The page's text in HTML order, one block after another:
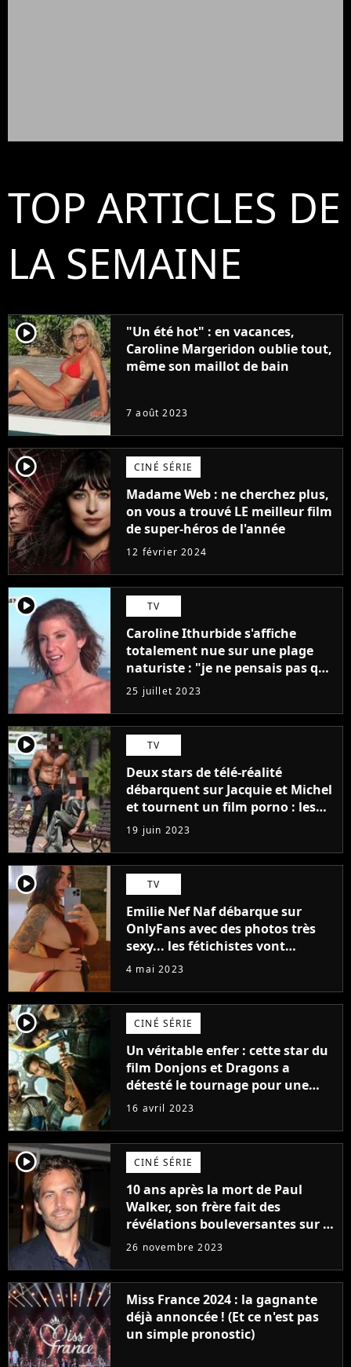
TOP ARTICLES DE
LA SEMAINE
player2
"Un été hot" : en vacances,
Caroline Margeridon oublie tout,
même son maillot de bain
7 août 2023
player2 CINÉ SÉRIE
Madame Web : ne cherchez plus,
on vous a trouvé LE meilleur film
de super-héros de l'année
12 février 2024
player2 TV
Caroline Ithurbide s'affiche
totalement nue sur une plage
naturiste : "je ne pensais pas que
j'arriverais à le faire..."
25 juillet 2023
player2 TV
Deux stars de télé-réalité
débarquent sur Jacquie et Michel
et tournent un film porno : les
premières images du tournage
(exclu)
19 juin 2023
player2 TV
Emilie Nef Naf débarque sur
OnlyFans avec des photos très
sexy... les fétichistes vont
prendre leur pied !
4 mai 2023
player2 CINÉ SÉRIE
Un véritable enfer : cette star du
film Donjons et Dragons a
détesté le tournage pour une
raison très spéciale
16 avril 2023
player2 CINÉ SÉRIE
10 ans après la mort de Paul
Walker, son frère fait des
révélations bouleversantes sur la
réaction des acteurs de Fast and
26 novembre 2023
Miss France 2024 : la gagnante
déjà annoncée ! (Et ce n'est pas
un simple pronostic)